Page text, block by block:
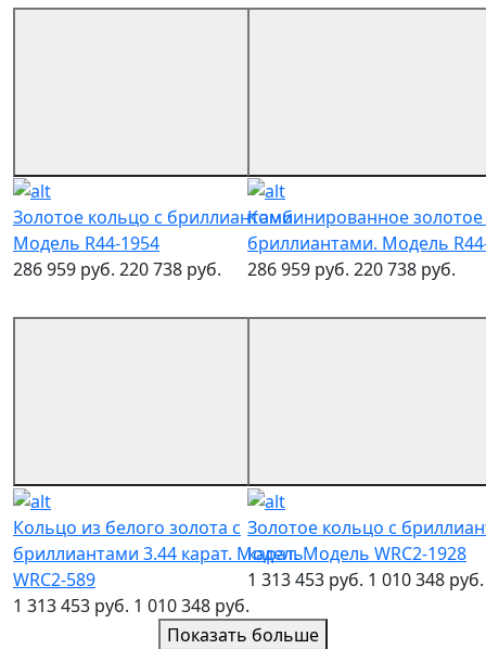
Золотое кольцо с бриллиантами.
Модель R44-1954
286 959 руб. 220 738 руб.
Комбинированное золотое
бриллиантами. Модель
286 959 руб. 220 738 руб.
Кольцо из белого золота с
бриллиантами 3.44 карат. Модель
WRC2-589
1 313 453 руб. 1 010 348 руб.
Золотое кольцо с
карат. Модель WRC2-1928
1 313 453 руб. 1 010 348 руб.
Показать больше